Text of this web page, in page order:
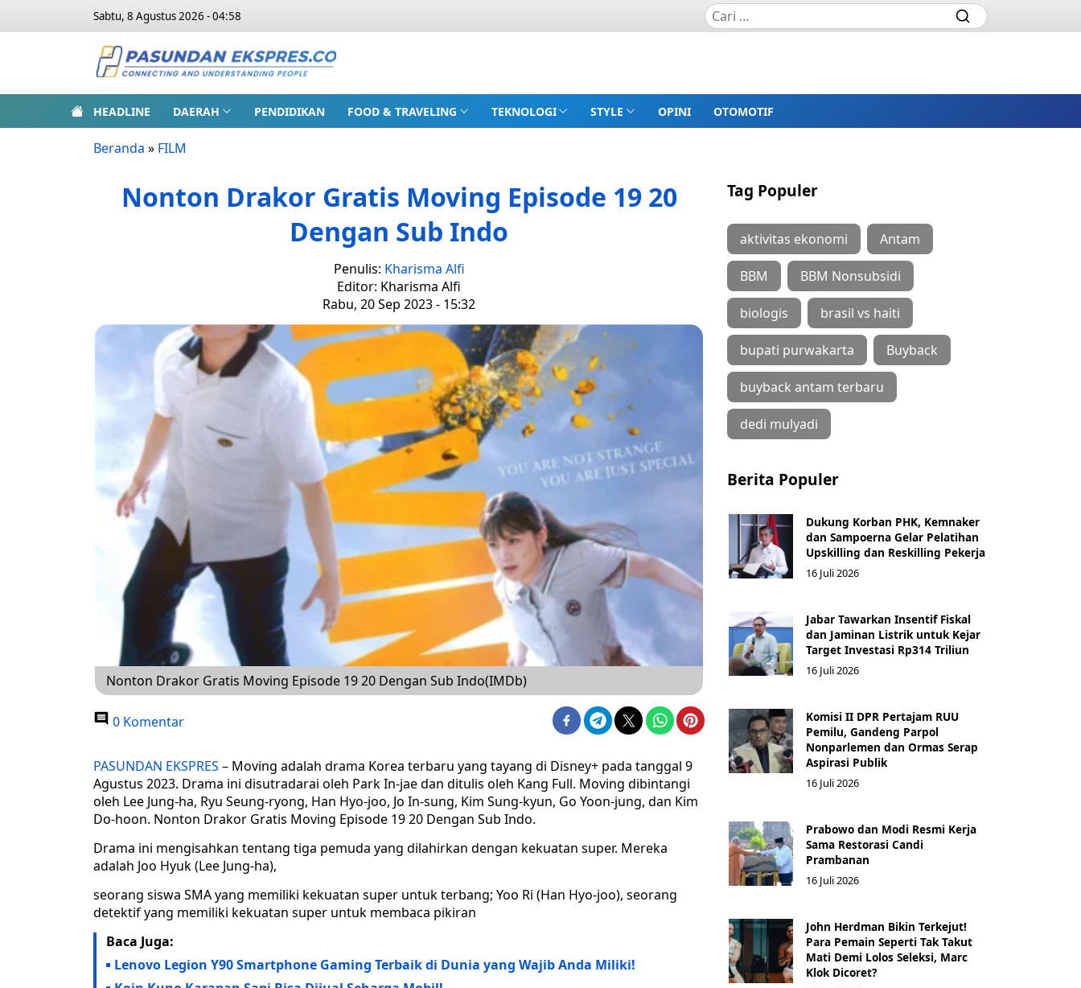
Sabtu, 8 Agustus 2026 - 04:58
HEADLINE DAERAH PENDIDIKAN FOOD & TRAVELING TEKNOLOGI STYLE OPINI OTOMOTIF
Beranda » FILM
Nonton Drakor Gratis Moving Episode 19 20
Dengan Sub Indo
Penulis: Kharisma Alfi
Editor: Kharisma Alfi
Rabu, 20 Sep 2023 - 15:32
Nonton Drakor Gratis Moving Episode 19 20 Dengan Sub Indo(IMDb)
0 Komentar
PASUNDAN EKSPRES – Moving adalah drama Korea terbaru yang tayang di Disney+ pada tanggal 9
Agustus 2023. Drama ini disutradarai oleh Park In-jae dan ditulis oleh Kang Full. Moving dibintangi
oleh Lee Jung-ha, Ryu Seung-ryong, Han Hyo-joo, Jo In-sung, Kim Sung-kyun, Go Yoon-jung, dan Kim
Do-hoon. Nonton Drakor Gratis Moving Episode 19 20 Dengan Sub Indo.
Drama ini mengisahkan tentang tiga pemuda yang dilahirkan dengan kekuatan super. Mereka
adalah Joo Hyuk (Lee Jung-ha),
seorang siswa SMA yang memiliki kekuatan super untuk terbang; Yoo Ri (Han Hyo-joo), seorang
detektif yang memiliki kekuatan super untuk membaca pikiran
Baca Juga:
Lenovo Legion Y90 Smartphone Gaming Terbaik di Dunia yang Wajib Anda Miliki!
Tag Populer
aktivitas ekonomi Antam
BBM BBM Nonsubsidi
biologis brasil vs haiti
bupati purwakarta Buyback
buyback antam terbaru
dedi mulyadi
Berita Populer
Dukung Korban PHK, Kemnaker
dan Sampoerna Gelar Pelatihan
Upskilling dan Reskilling Pekerja
16 Juli 2026
Jabar Tawarkan Insentif Fiskal
dan Jaminan Listrik untuk Kejar
Target Investasi Rp314 Triliun
16 Juli 2026
Komisi II DPR Pertajam RUU
Pemilu, Gandeng Parpol
Nonparlemen dan Ormas Serap
Aspirasi Publik
16 Juli 2026
Prabowo dan Modi Resmi Kerja
Sama Restorasi Candi
Prambanan
16 Juli 2026
John Herdman Bikin Terkejut!
Para Pemain Seperti Tak Takut
Mati Demi Lolos Seleksi, Marc
Klok Dicoret?